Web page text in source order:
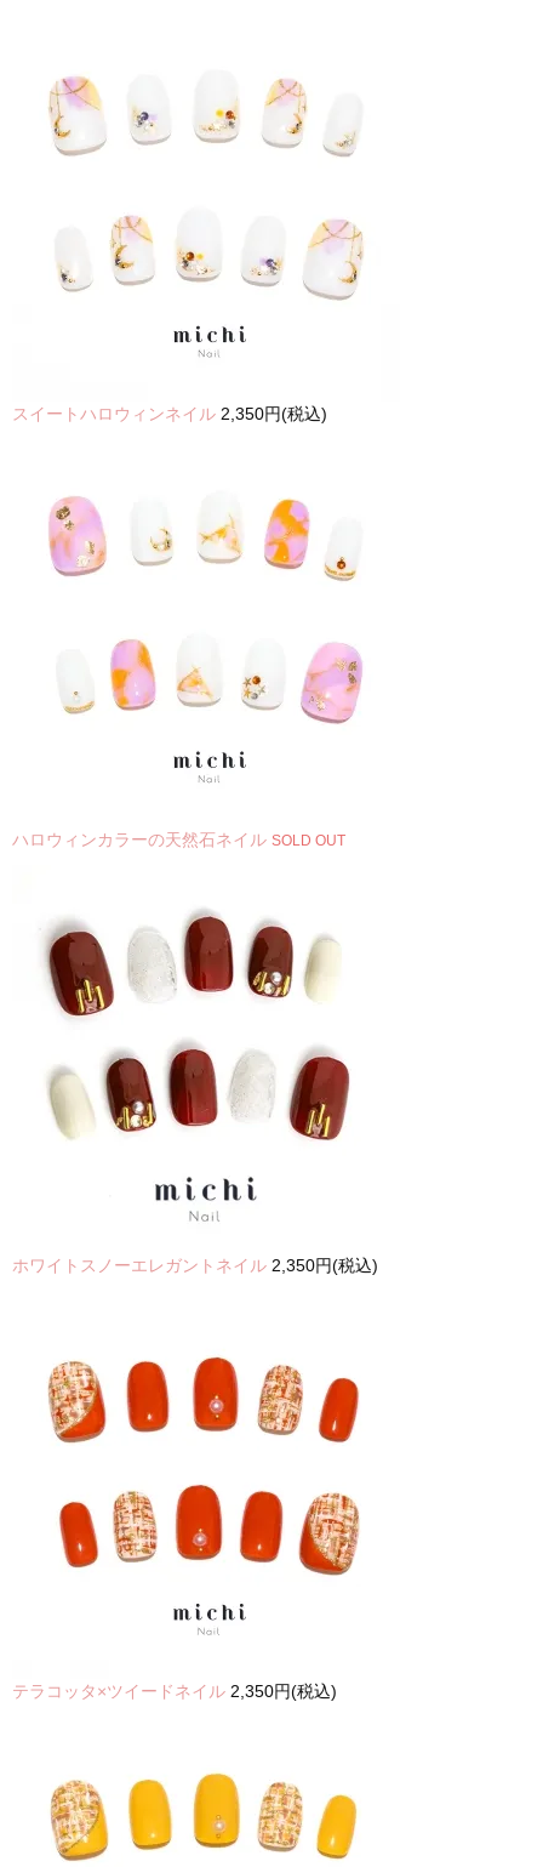
スイートハロウィンネイル 2,350円(税込)
ハロウィンカラーの天然石ネイル SOLD OUT
ホワイトスノーエレガントネイル 2,350円(税込)
テラコッタ×ツイードネイル 2,350円(税込)